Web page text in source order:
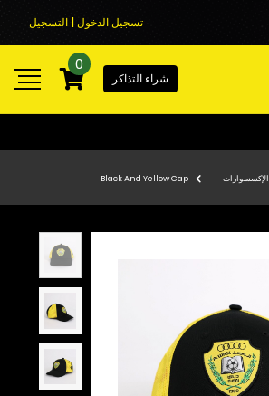
تسجيل الدخول | التسجيل
شراء التذاكر
0
الإكسسوارات Black And Yellow Cap